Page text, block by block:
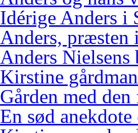
Idérige Anders i
Anders, præsten
Anders
Kirstine
Gården med
En sød